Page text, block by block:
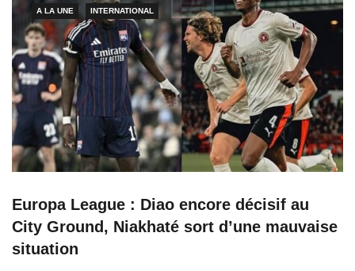
A LA UNE INTERNATIONAL
Europa League : Diao encore décisif au
City Ground, Niakhaté sort d’une mauvaise
situation